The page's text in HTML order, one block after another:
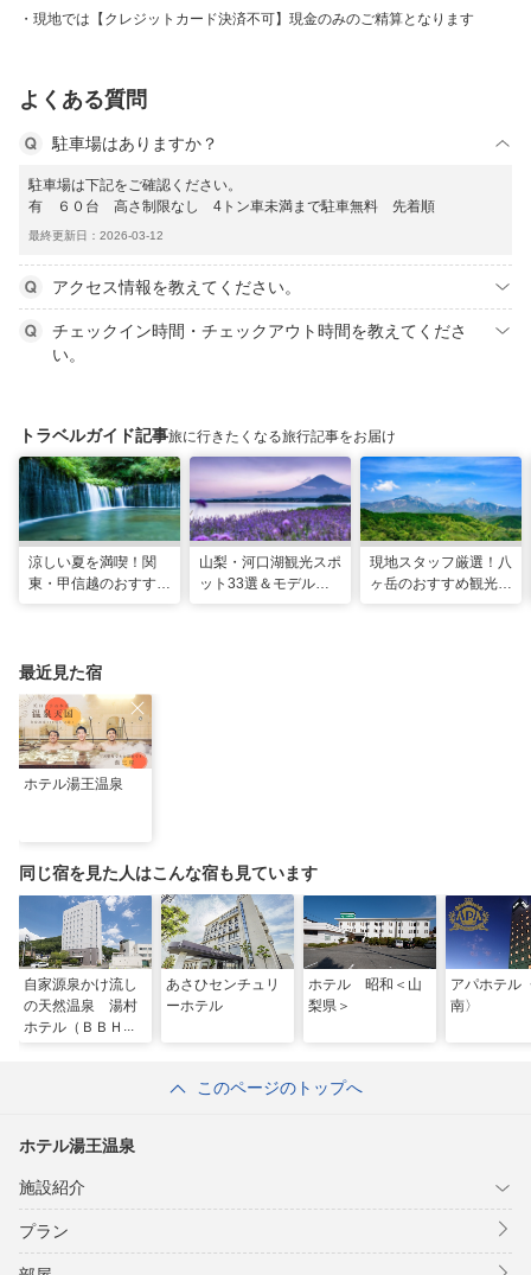
現地では【クレジットカード決済不可】現金のみのご精算となります
よくある質問
駐車場はありますか？
駐車場は下記をご確認ください。
有 ６０台 高さ制限なし 4トン車未満まで駐車無料 先着順
最終更新日：2026-03-12
アクセス情報を教えてください。
チェックイン時間・チェックアウト時間を教えてくださ
い。
トラベルガイド記事旅に行きたくなる旅行記事をお届け
涼しい夏を満喫！関
東・甲信越のおすすめ
山梨・河口湖観光スポ
ット33選＆モデルコ
現地スタッフ厳選！八
ヶ岳のおすすめ観光ス
最近見た宿
ホテル湯王温泉
同じ宿を見た人はこんな宿も見ています
自家源泉かけ流し
の天然温泉 湯村
ホテル（ＢＢＨホ
あさひセンチュリ
ーホテル
ホテル 昭和＜山
梨県＞
アパホテル
南〉
このページのトップへ
ホテル湯王温泉
施設紹介
プラン